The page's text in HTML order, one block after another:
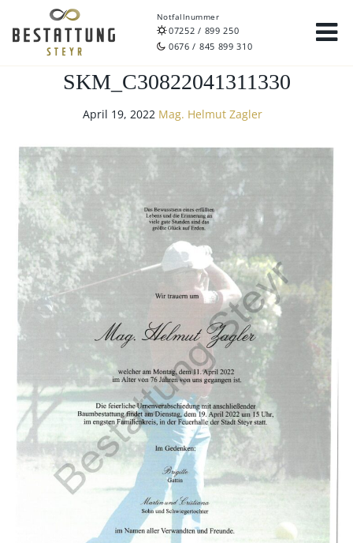
Notfallnummer
07252 / 899 250
0676 / 845 899 310
SKM_C30822041311330
April 19, 2022 Mag. Helmut Zagler